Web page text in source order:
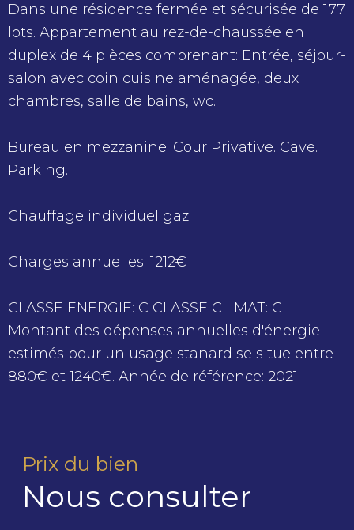
Dans une résidence fermée et sécurisée de 177
lots. Appartement au rez-de-chaussée en
duplex de 4 pièces comprenant: Entrée, séjour-
salon avec coin cuisine aménagée, deux
chambres, salle de bains, wc.
Bureau en mezzanine. Cour Privative. Cave.
Parking.
Chauffage individuel gaz.
Charges annuelles: 1212€
CLASSE ENERGIE: C CLASSE CLIMAT: C
Montant des dépenses annuelles d'énergie
estimés pour un usage stanard se situe entre
880€ et 1240€. Année de référence: 2021
Prix du bien
Nous consulter